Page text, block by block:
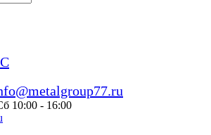
10:00 - 16:00